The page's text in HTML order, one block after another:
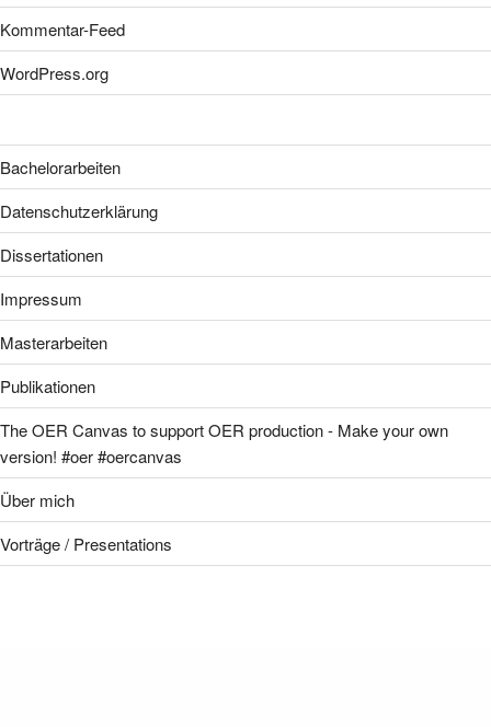
Kommentar-Feed
WordPress.org
Bachelorarbeiten
Datenschutzerklärung
Dissertationen
Impressum
Masterarbeiten
Publikationen
The OER Canvas to support OER production - Make your own
version! #oer #oercanvas
Über mich
Vorträge / Presentations